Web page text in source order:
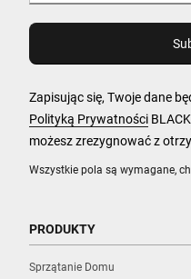
Wszystkie pola są wymagane,
Zapisując się, Twoje dane
Polityką Prywatności
możesz zrezygnować z
PRODUKTY
Sprzątanie Domu